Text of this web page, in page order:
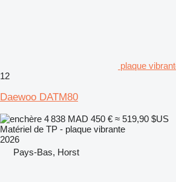
plaque
12
Daewoo DATM80
4 838 MAD 450 € ≈ 519,90 $US
Matériel de TP - plaque vibrante
2026
Pays-Bas, Horst